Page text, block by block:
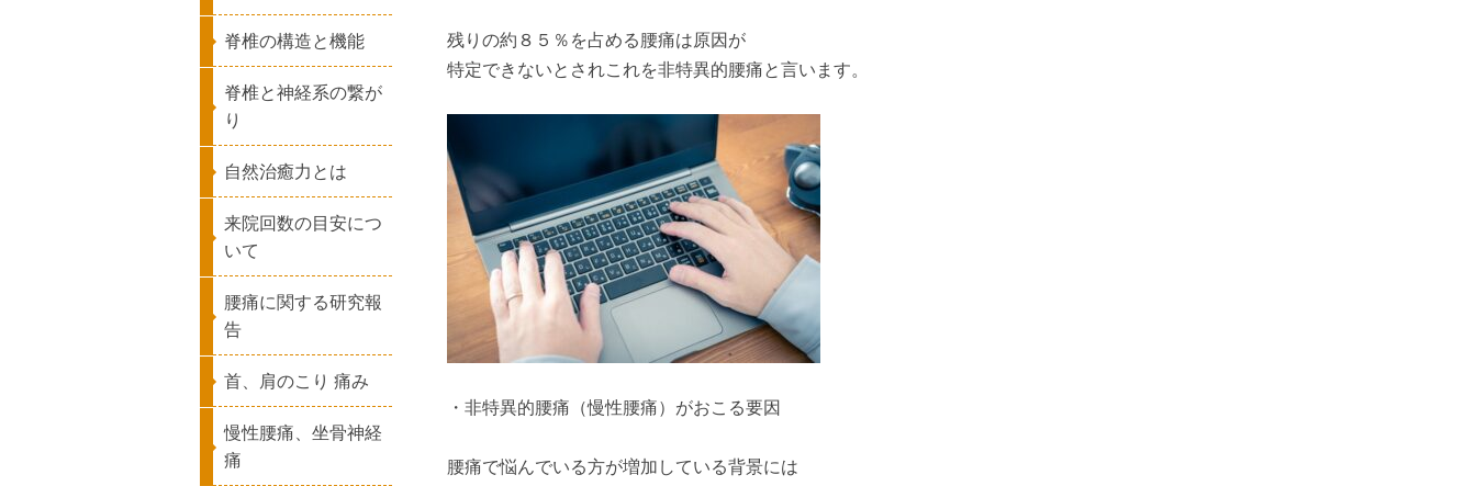
残りの約８５％を占める腰痛は原因が
特定できないとされこれを非特異的腰痛と言います。
・非特異的腰痛（慢性腰痛）がおこる要因
腰痛で悩んでいる方が増加している背景には
脊椎の構造と機能
脊椎と神経系の繋が
り
自然治癒力とは
来院回数の目安につ
いて
腰痛に関する研究報
告
首、肩のこり 痛み
慢性腰痛、坐骨神経
痛